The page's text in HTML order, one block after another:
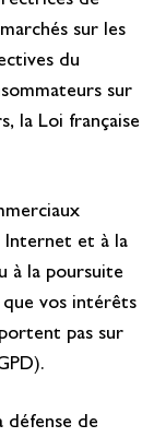
sur les
du
sur
la Loi française
Internet et à la
à la poursuite
vos intérêts
pas sur
défense de